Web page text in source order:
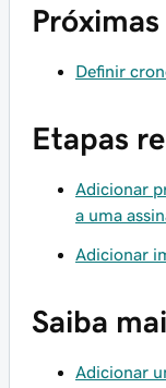
Definir
Etapas
Adicionar
a uma
Adicionar
Saiba
Adicionar